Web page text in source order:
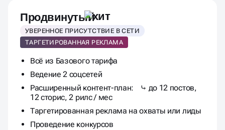
Продвинутый
УВЕРЕННОЕ ПРИСУТСТВИЕ В СЕТИ
ТАРГЕТИРОВАННАЯ РЕКЛАМА
Всё из Базового тарифа
Ведение 2 соцсетей
Расширенный контент-план: ⤷ до 12 постов,
12 сторис, 2 рилс / мес
Таргетированная реклама на охваты или лиды
Проведение конкурсов